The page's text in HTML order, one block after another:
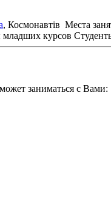
, Космонавтів Места
младших курсов
заниматься с Вами: